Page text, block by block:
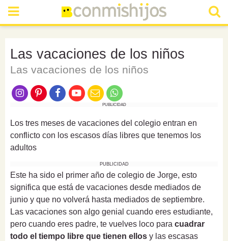
Las vacaciones de los niños
Las vacaciones de los niños
PUBLICIDAD
Los tres meses de vacaciones del colegio entran en
conflicto con los escasos días libres que tenemos los
adultos
PUBLICIDAD
Este ha sido el primer año de colegio de Jorge, esto
significa que está de vacaciones desde mediados de
junio y que no volverá hasta mediados de septiembre.
Las vacaciones son algo genial cuando eres estudiante,
pero cuando eres padre, te vuelves loco para cuadrar
todo el tiempo libre que tienen ellos y las escasas